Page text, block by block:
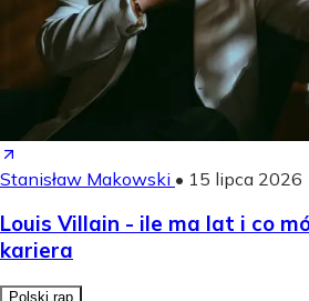
Stanisław Makowski • 15 lipca 2026
Louis Villain - ile ma lat i co
kariera
Polski rap